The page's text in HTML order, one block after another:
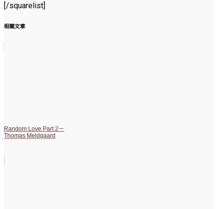
[/squarelist]
相關文章
Random Love Part 2－
Thomas Meldgaard